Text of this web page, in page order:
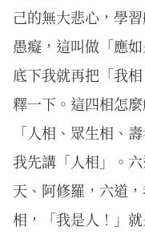
己的無大悲心，學
愚癡，這叫做「應
底下我就再把「我
釋一下。這四相怎
「人相、眾生相、
我先講「人相」。
天、阿修羅，六道
相，「我是人！」